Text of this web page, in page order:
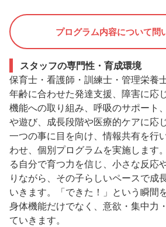
プログラム内容について問
スタッフの専門性・育成環境
保育士・看護師・訓練士・管理栄養
年齢に合わせた発達支援、障害に応
機能への取り組み、呼吸のサポート
や遊び、成長段階や医療的ケアに応
一つの事に目を向け、情報共有を行
わせ、個別プログラムを実施します
る自分で育つ力を信じ、小さな反応
りながら、その子らしいペースで成
いきます。「できた！」という瞬間
身体機能だけでなく、意欲・集中力
ていきます。